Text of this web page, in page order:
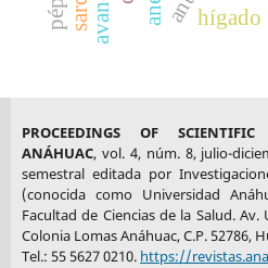
hígado
PROCEEDINGS OF SCIENTIFIC
ANÁHUAC, vol. 4, núm. 8, julio-
semestral editada por
(conocida como Universidad
Facultad de Ciencias de la Salud.
Colonia Lomas Anáhuac, C.P. 52786,
Tel.: 55 5627 0210. https://